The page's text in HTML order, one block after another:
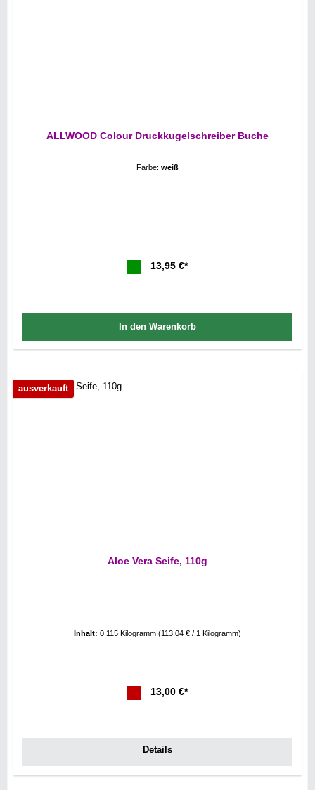
ALLWOOD Colour Druckkugelschreiber Buche
Farbe: weiß
13,95 €*
In den Warenkorb
ausverkauft
Aloe Vera Seife, 110g
Inhalt: 0.115 Kilogramm (113,04 € / 1 Kilogramm)
13,00 €*
Details